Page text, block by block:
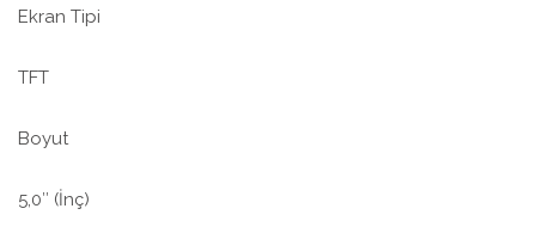
Ekran Tipi
TFT
Boyut
5,0″ (İnç)